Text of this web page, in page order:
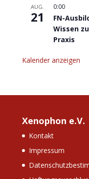
AUG.
21
0:00
FN-
Wissen
Praxis
Kalender anzeigen
Xenophon e.V.
Kontakt
Impressum